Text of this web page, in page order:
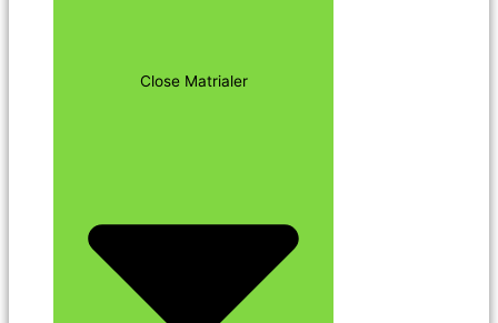
Close Matrialer